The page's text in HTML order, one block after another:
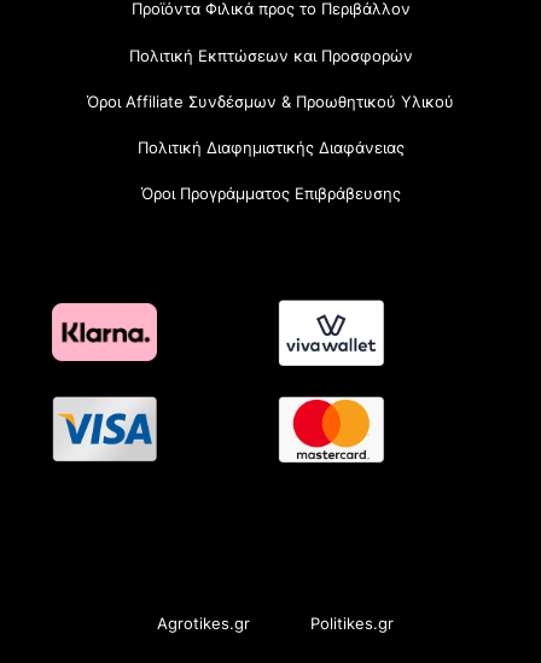
Προϊόντα Φιλικά προς το Περιβάλλον
Πολιτική Εκπτώσεων και Προσφορών
Όροι Affiliate Συνδέσμων & Προωθητικού Υλικού
Πολιτική Διαφημιστικής Διαφάνειας
Όροι Προγράμματος Επιβράβευσης
Agrotikes.gr Politikes.gr